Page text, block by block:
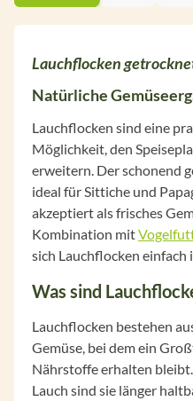
Lauchflocken
Natürliche
Lauchflocken sind eine
Möglichkeit, den
erweitern. Der schonend
ideal für Sittiche und
akzeptiert als frisches
Kombination mit
sich Lauchflocken einfach
Was sind
Lauchflocken bestehen
Gemüse, bei dem ein
Nährstoffe erhalten
Lauch sind sie länger